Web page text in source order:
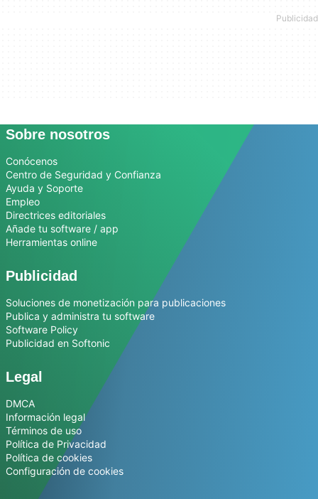
Sobre nosotros
Conócenos
Centro de Seguridad y Confianza
Ayuda y Soporte
Empleo
Directrices editoriales
Añade tu software / app
Herramientas online
Publicidad
Soluciones de monetización para publicaciones
Publica y administra tu software
Software Policy
Publicidad en Softonic
Legal
DMCA
Información legal
Términos de uso
Política de Privacidad
Política de cookies
Configuración de cookies